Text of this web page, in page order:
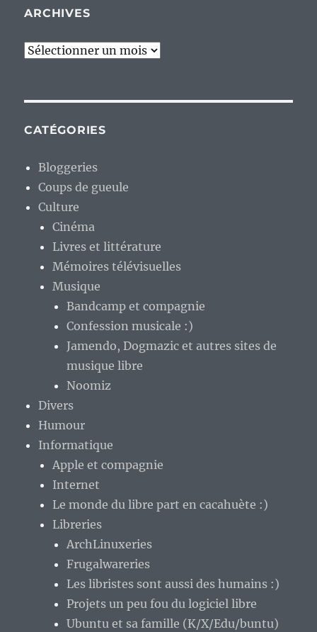
ARCHIVES
Archives
CATÉGORIES
Bloggeries
Coups de gueule
Culture
Cinéma
Livres et littérature
Mémoires télévisuelles
Musique
Bandcamp et compagnie
Confession musicale :)
Jamendo, Dogmazic et autres sites de
musique libre
Noomiz
Divers
Humour
Informatique
Apple et compagnie
Internet
Le monde du libre part en cacahuète :)
Libreries
ArchLinuxeries
Frugalwareries
Les libristes sont aussi des humains :)
Projets un peu fou du logiciel libre
Ubuntu et sa famille (K/X/Edu/buntu)